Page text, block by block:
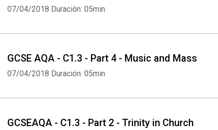
07/04/2018 Duración: 05min
GCSE AQA - C1.3 - Part 4 - Music and Mass
07/04/2018 Duración: 05min
GCSEAQA - C1.3 - Part 2 - Trinity in Church